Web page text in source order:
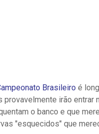
Brasileiro é
provavelmente irão
o banco e que
"esquecidos" que